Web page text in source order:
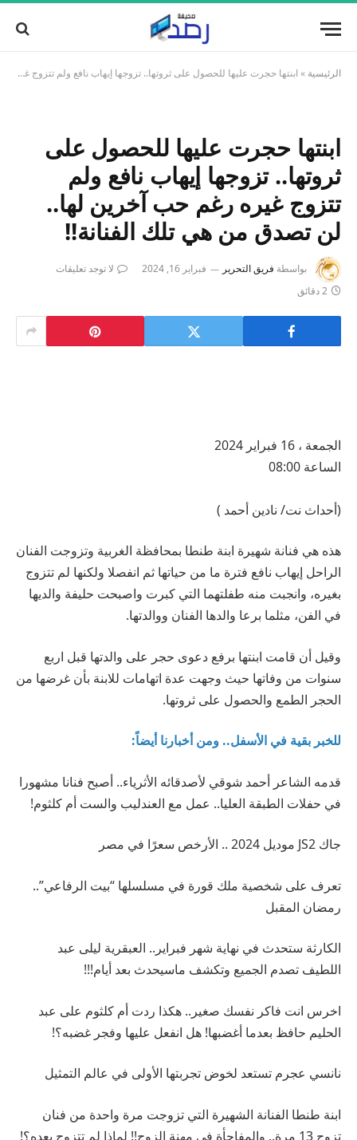
الرئيسية » ابنتها حجرت عليها للحصول على ثروتها.. تزوجها إيهاب نافع ولم تتزوج غيره رغم حب آخرين لها.. لن تصدق من هي تلك الفنانة!!
ابنتها حجرت عليها للحصول على
ثروتها.. تزوجها إيهاب نافع ولم
تتزوج غيره رغم حب آخرين لها..
لن تصدق من هي تلك الفنانة!!
بواسطة فريق التحرير فبراير 16, 2024
لا توجد تعليقات
2 دقائق
الجمعة ، 16 فبراير 2024
الساعة 08:00
(أحداث نت/ نادين أحمد )
هذه هي فنانة شهيرة ابنة طنطا بمحافظة الغربية وتزوجت الفنان
الراحل إيهاب نافع فترة ما من حياتها ثم انفصلا ولكنها لم تتزوج
بغيره، وانجبت منه طفلتهما التي كبرت واصبحت حليفة والديها
في الفن، مثلما برعا والدها الفنان ووالدتها.
وقيل أن قامت ابنتها برفع دعوى حجر على والدتها قبل اربع
سنوات من وفاتها حيث وجهت عدة اتهامات للابنة بأن غرضها من
الحجر الطمع والحصول على ثروتها.
للخبر بقية في الأسفل.. ومن أخبارنا أيضاً:
قدمه الشاعر أحمد شوقي لأصدقائه الأثرياء.. أصبح فنانا مشهورا
في حفلات الطبقة العليا.. عمل مع العندليب والست أم كلثوم!
جاك JS2 موديل 2024 .. الأرخص سعرًا في مصر
تعرف على شخصية ملك قورة في مسلسلها “بيت الرفاعي”..
رمضان المقبل
الكارثة ستحدث في نهاية شهر فبراير.. العبقرية ليلى عبد
اللطيف تصدم الجميع وتكشف ماسيحدث بعد أيام!!!
اخرس انت فاكر نفسك صغير.. هكذا ردت أم كلثوم على عبد
الحليم حافظ بعدما أغضبها! هل انفعل عليها وفجر غضبه؟!
نانسي عجرم تستعد لخوض تجربتها الأولى في عالم التمثيل
ابنة طنطا الفنانة الشهيرة التي تزوجت مرة واحدة من فنان
تزوج 13 مرة.. والمفاجأة في مهنة الزوج!! لماذا لم تتزوج بعده؟!